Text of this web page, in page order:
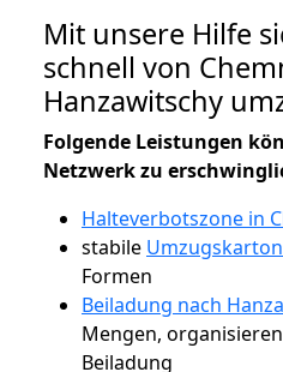
Mit unsere Hilfe
schnell von
Hanzawitschy
Folgende Leistungen
Netzwerk zu
Halteverbotszone in
stabile
Formen
Beiladung nach
Mengen,
Beiladung